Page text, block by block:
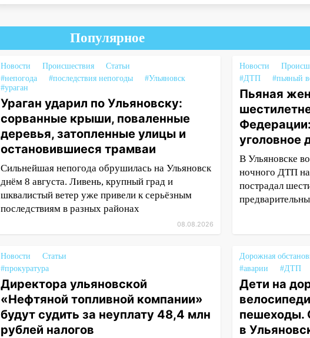
Популярное
Новости Происшествия
Статьи
#непогода
#последствия непогоды
#Ульяновск
#ураган
Ураган ударил по Ульяновску:
сорванные крыши, поваленные
деревья, затопленные улицы и
остановившиеся трамваи
Сильнейшая непогода обрушилась на Ульяновск
днём 8 августа. Ливень, крупный град и
шквалистый ветер уже привели к серьёзным
последствиям в разных районах
08.08.2026
Новости
#ДТП
#пьяный
Пьяная
уголовное
В Ульяновске
ночного ДТП
пострадал
Новости
Статьи
#прокуратура
Директора ульяновской
«Нефтяной топливной компании»
будут судить за неуплату 48,4 млн
рублей налогов
Дорожная
#аварии
#ДТП
Дети на
пешеходы.
в